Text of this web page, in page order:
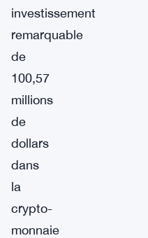
investissement
remarquable
de
100,57
millions
de
dollars
dans
la
crypto-
monnaie